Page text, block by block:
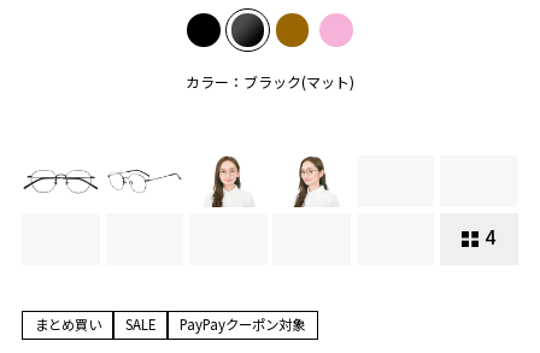
カラー：ブラック(マット)
4
まとめ買い SALE PayPayクーポン対象